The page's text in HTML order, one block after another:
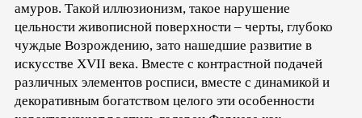
амуров. Такой иллюзионизм, такое нарушение
цельности живописной поверхности – черты, глубоко
чуждые Возрождению, зато нашедшие развитие в
искусстве XVII века. Вместе с контрастной подачей
различных элементов росписи, вместе с динамикой и
декоративным богатством целого эти особенности